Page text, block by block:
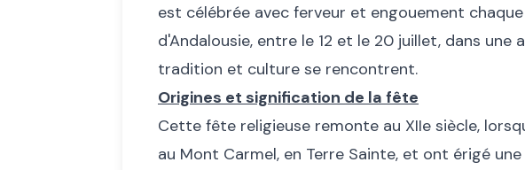
est célébrée avec ferveur et engouement
d'Andalousie, entre le 12 et le 20 juillet, dans
tradition et culture se rencontrent.
Origines et signification de la fête
Cette fête religieuse remonte au XIIe siècle,
au Mont Carmel, en Terre Sainte, et ont érigé